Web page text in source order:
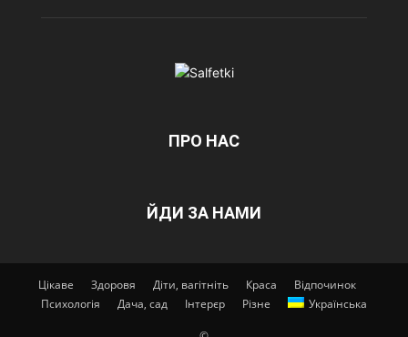
ПРО НАС
ЙДИ ЗА НАМИ
Цікаве Здоровя Діти, вагітніть Краса
Відпочинок
Психологія
Дача, сад Інтерєр Різне Українська